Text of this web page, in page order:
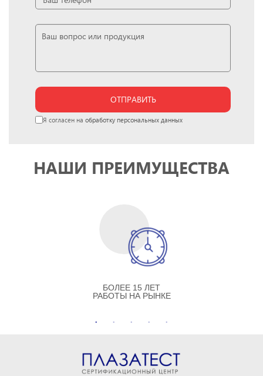
ОТПРАВИТЬ
Я согласен на обработку персональных данных
НАШИ ПРЕИМУЩЕСТВА
БОЛЕЕ 15 ЛЕТ
РАБОТЫ НА РЫНКЕ